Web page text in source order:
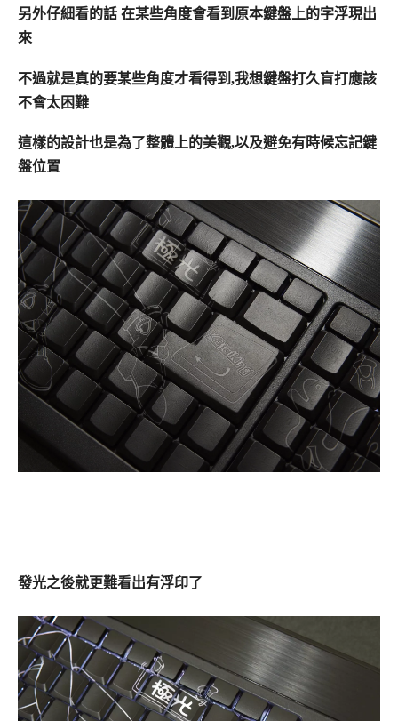
另外仔細看的話 在某些角度會看到原本鍵盤上的字浮現出
來
不過就是真的要某些角度才看得到,我想鍵盤打久盲打應該
不會太困難
這樣的設計也是為了整體上的美觀,以及避免有時候忘記鍵
盤位置
發光之後就更難看出有浮印了